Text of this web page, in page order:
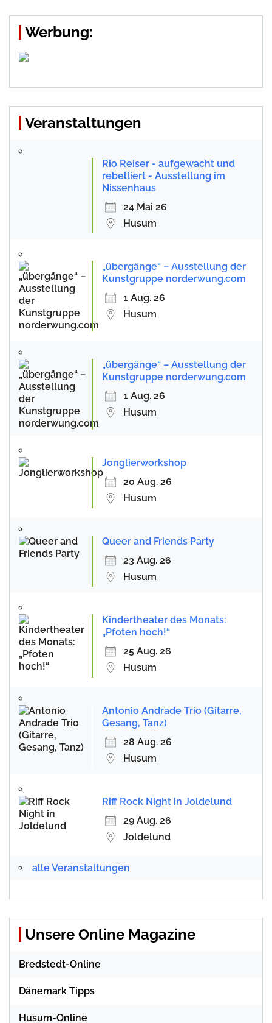
Werbung:
Veranstaltungen
Rio Reiser - aufgewacht und
rebelliert - Ausstellung im
Nissenhaus
24 Mai 26
Husum
„übergänge“ – Ausstellung der
Kunstgruppe norderwung.com
1 Aug. 26
Husum
„übergänge“ – Ausstellung der
Kunstgruppe norderwung.com
1 Aug. 26
Husum
Jonglierworkshop
20 Aug. 26
Husum
Queer and Friends Party
23 Aug. 26
Husum
Kindertheater des Monats:
„Pfoten hoch!“
25 Aug. 26
Husum
Antonio Andrade Trio (Gitarre,
Gesang, Tanz)
28 Aug. 26
Husum
Riff Rock Night in Joldelund
29 Aug. 26
Joldelund
alle Veranstaltungen
Unsere Online Magazine
Bredstedt-Online
Dänemark Tipps
Husum-Online